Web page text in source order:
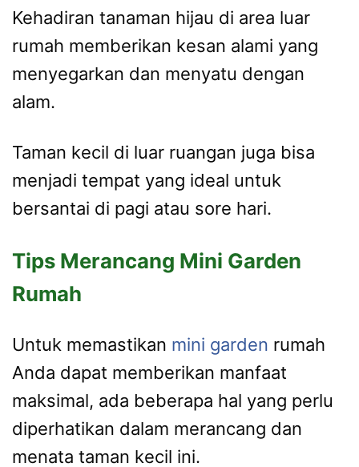
Kehadiran tanaman hijau di area luar
rumah memberikan kesan alami yang
menyegarkan dan menyatu dengan
alam.
Taman kecil di luar ruangan juga bisa
menjadi tempat yang ideal untuk
bersantai di pagi atau sore hari.
Tips Merancang Mini Garden
Rumah
Untuk memastikan mini garden rumah
Anda dapat memberikan manfaat
maksimal, ada beberapa hal yang perlu
diperhatikan dalam merancang dan
menata taman kecil ini.